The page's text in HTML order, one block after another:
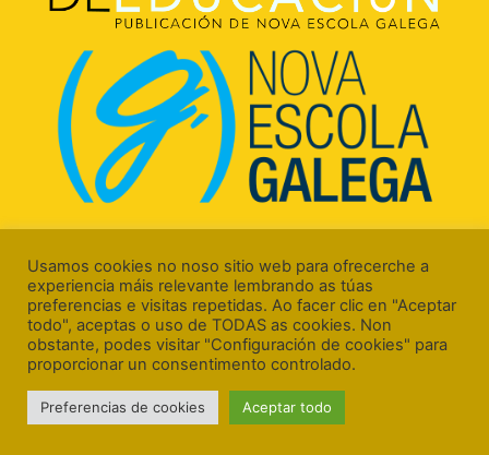
15706 Santiago de Compostela (A Coruña)
Aviso Legal
Usamos cookies no noso sitio web para ofrecerche a
experiencia máis relevante lembrando as túas
preferencias e visitas repetidas. Ao facer clic en "Aceptar
todo", aceptas o uso de TODAS as cookies. Non
obstante, podes visitar "Configuración de cookies" para
proporcionar un consentimento controlado.
Preferencias de cookies Aceptar todo